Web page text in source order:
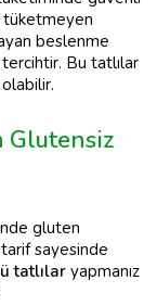
tüketmeyen
beslenme
Bu tatlılar
Glutensiz
gluten
sayesinde
tatlılar yapmanız